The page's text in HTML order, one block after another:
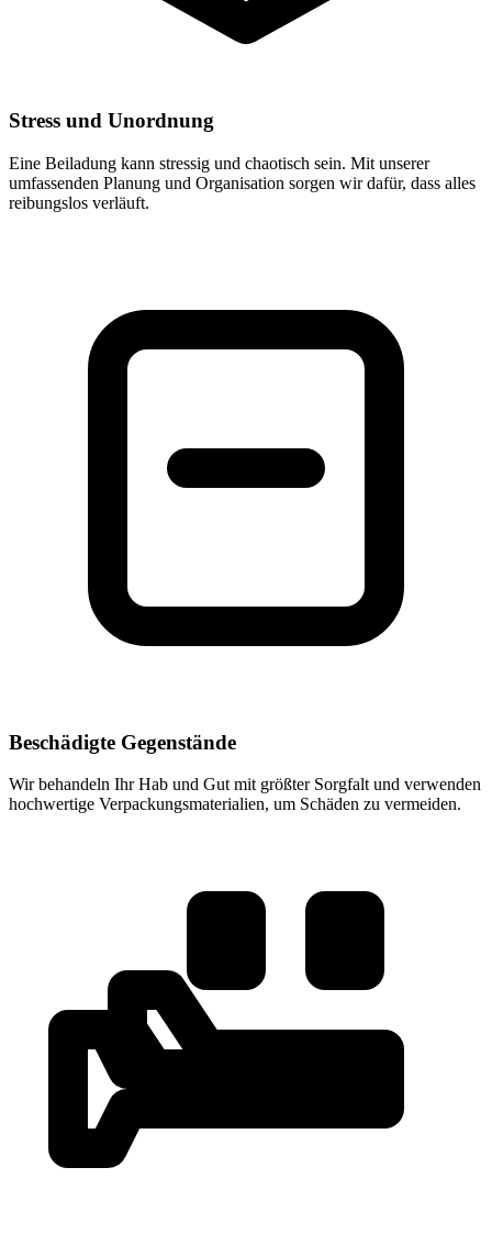
Stress und Unordnung
Eine Beiladung kann stressig und chaotisch sein. Mit unserer
umfassenden Planung und Organisation sorgen wir dafür, dass alles
reibungslos verläuft.
Beschädigte Gegenstände
Wir behandeln Ihr Hab und Gut mit größter Sorgfalt und verwenden
hochwertige Verpackungsmaterialien, um Schäden zu vermeiden.